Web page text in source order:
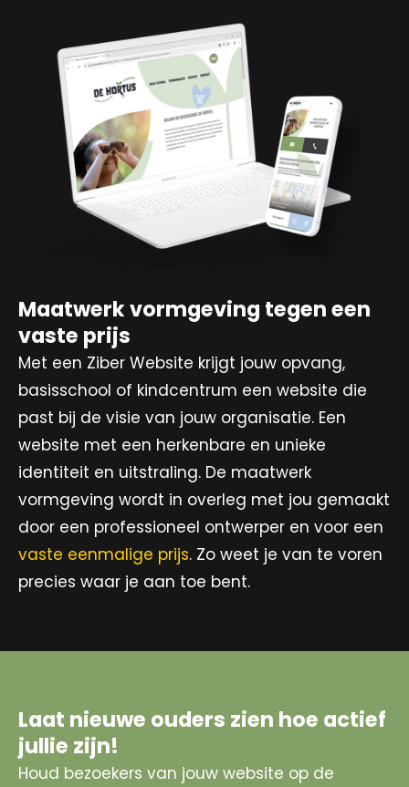
Maatwerk vormgeving tegen een
vaste prijs
Met een Ziber Website krijgt jouw opvang,
basisschool of kindcentrum een website die
past bij de visie van jouw organisatie. Een
website met een herkenbare en unieke
identiteit en uitstraling. De maatwerk
vormgeving wordt in overleg met jou gemaakt
door een professioneel ontwerper en voor een
vaste eenmalige prijs. Zo weet je van te voren
precies waar je aan toe bent.
Laat nieuwe ouders zien hoe actief
jullie zijn!
Houd bezoekers van jouw website op de